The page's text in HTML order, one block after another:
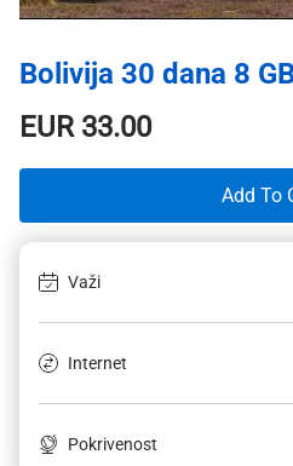
Bolivija 30 dana 8
EUR33.00
Add To
Važi
Internet
Pokrivenost